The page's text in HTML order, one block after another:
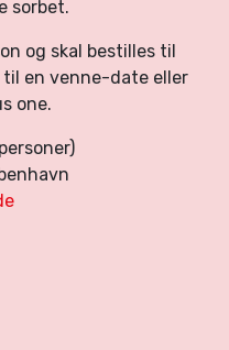
sorbet.
og skal bestilles til
en venne-date eller
one.